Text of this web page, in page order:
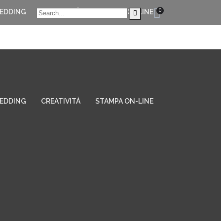
0
CREATIVITÀ STAMPA ON-LINE
CREATIVITÀ STAMPA ON-LINE